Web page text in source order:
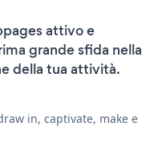
attivo e
grande sfida nella
della tua attività.
in, captivate, make e